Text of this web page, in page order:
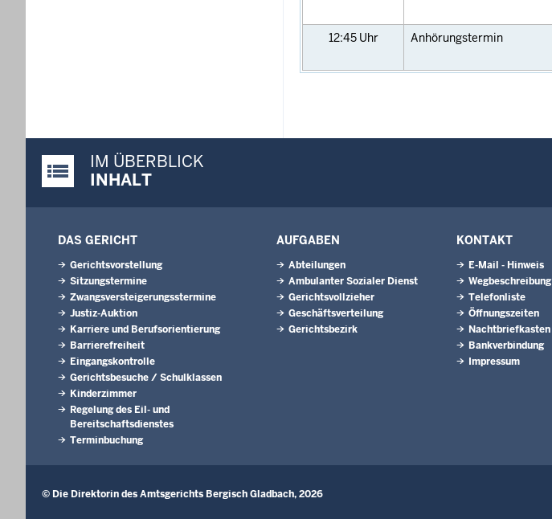
12:45 Uhr Anhörungstermin
Justiz-Portal im Überblick:
IM ÜBERBLICK
INHALT
DAS GERICHT
Gerichtsvorstellung
Sitzungstermine
Zwangsversteigerungsstermine
Justiz-Auktion
Karriere und Berufsorientierung
Barrierefreiheit
Eingangskontrolle
Gerichtsbesuche / Schulklassen
Kinderzimmer
Regelung des Eil- und
Bereitschaftsdienstes
Terminbuchung
AUFGABEN
Abteilungen
Ambulanter Sozialer Dienst
Gerichtsvollzieher
Geschäftsverteilung
Gerichtsbezirk
KONTAKT
E-Mail - Hinweis
Wegbeschreibung
Telefonliste
Öffnungszeiten
Nachtbriefkasten
Bankverbindung
Impressum
© Die Direktorin des Amtsgerichts Bergisch Gladbach, 2026